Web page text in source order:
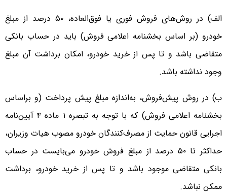
الف) در روش‌های فروش فوری یا فوق‌العاده، ۵٠ درصد از مبلغ
خودرو (بر اساس بخشنامه اعلامی فروش) باید در حساب بانکی
متقاضی باشد و تا پس از خرید خودرو، امکان برداشت آن مبلغ
وجود نداشته باشد.
ب) در روش پیش‌فروش، به‌اندازه مبلغ پیش پرداخت (و براساس
بخشنامه اعلامی فروش) که با توجه به تبصره ١ ماده ۴ آیین‌نامه
اجرایی قانون حمایت از مصرف‌کنندگان خودرو مصوب هیات وزیران،
حداکثر تا ۵٠ درصد از مبلغ فروش خودرو می‌بایست در حساب
بانکی متقاضی موجود باشد و تا پس از خرید خودرو، برداشت
ممکن نباشد.